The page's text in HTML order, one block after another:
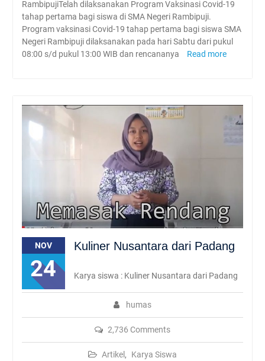
RambipujiTelah dilaksanakan Program Vaksinasi Covid-19
tahap pertama bagi siswa di SMA Negeri Rambipuji.
Program vaksinasi Covid-19 tahap pertama bagi siswa SMA
Negeri Rambipuji dilaksanakan pada hari Sabtu dari pukul
08:00 s/d pukul 13:00 WIB dan rencananya
Read more
NOV
24
Kuliner Nusantara dari Padang
humas
2,736 Comments
Artikel , Karya Siswa
Karya siswa : Kuliner Nusantara dari Padang